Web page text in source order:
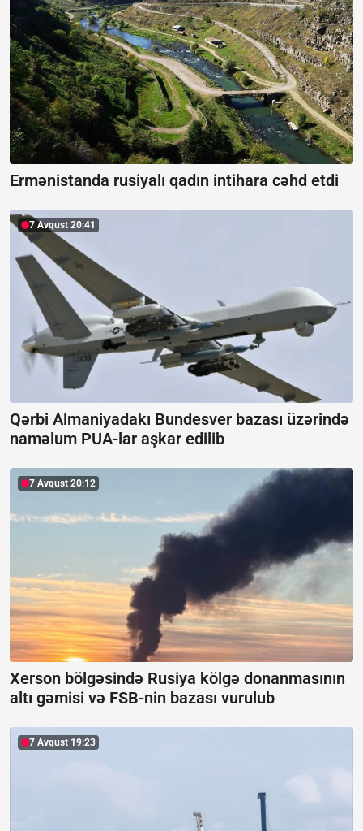
Ermənistanda rusiyalı qadın intihara cəhd etdi
7 Avqust 20:41
Qərbi Almaniyadakı Bundesver bazası üzərində
naməlum PUA-lar aşkar edilib
7 Avqust 20:12
Xerson bölgəsində Rusiya kölgə donanmasının
altı gəmisi və FSB-nin bazası vurulub
7 Avqust 19:23